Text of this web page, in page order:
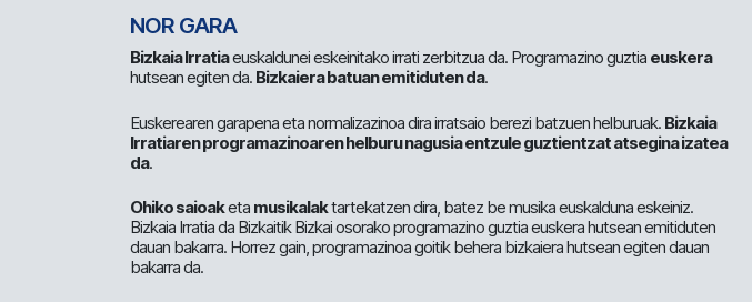
NOR GARA
Bizkaia Irratiaeuskaldunei eskeinitako irrati zerbitzua da. Programazino guztia euskera
hutsean egiten da. Bizkaiera batuan emitiduten da.
Euskerearen garapena eta normalizazinoa dira irratsaio berezi batzuen helburuak. Bizkaia
Irratiaren programazinoaren helburu nagusia entzule guztientzat atsegina izatea
da.
Ohiko saioaketa musikalaktartekatzen dira, batez be musika euskalduna eskeiniz.
Bizkaia Irratia da Bizkaitik Bizkai osorako programazino guztia euskera hutsean emitiduten
dauan bakarra. Horrez gain, programazinoa goitik behera bizkaiera hutsean egiten dauan
bakarra da.